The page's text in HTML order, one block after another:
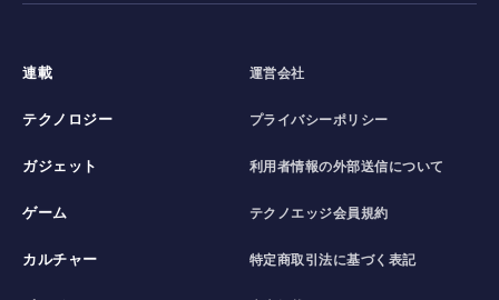
連載
テクノロジー
ガジェット
ゲーム
カルチャー
運営会社
プライバシーポリシー
利用者情報の外部送信について
テクノエッジ会員規約
特定商取引法に基づく表記